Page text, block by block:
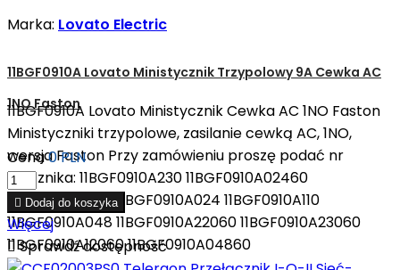
Marka: Lovato Electric
11BGF0910A Lovato Ministycznik Trzypolowy 9A Cewka AC
1NO Faston
11BGF0910A Lovato Ministycznik Cewka AC 1NO Faston
Ministyczniki trzypolowe, zasilanie cewką AC, 1NO,
wersja Faston Przy zamówieniu proszę podać nr
stycznika: 11BGF0910A230 11BGF0910A02460
11BGF0910A400 11BGF0910A024 11BGF0910A110
11BGF0910A048 11BGF0910A22060 11BGF0910A23060
11BGF0910A12060 11BGF0910A04860
Cena0 PLN
 Dodaj do koszyka
Więcej
Sprawdź dostępność